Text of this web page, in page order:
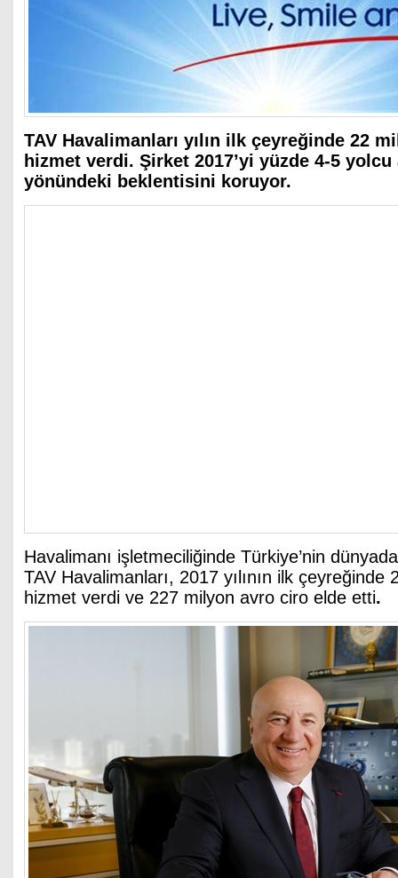
TAV Havalimanları yılın ilk çeyreğinde 22
hizmet verdi. Şirket 2017’yi yüzde 4-5 yolcu
yönündeki beklentisini koruyor.
Havalimanı işletmeciliğinde Türkiye’nin
TAV Havalimanları, 2017 yılının ilk çeyreğinde
hizmet verdi ve 227 milyon avro ciro elde etti.